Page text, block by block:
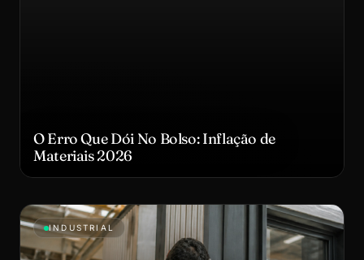
O Erro Que Dói No Bolso: Inflação de
Materiais 2026
INDUSTRIAL